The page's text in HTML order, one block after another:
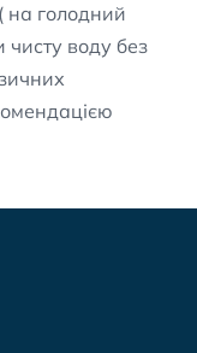
на голодний
чисту воду без